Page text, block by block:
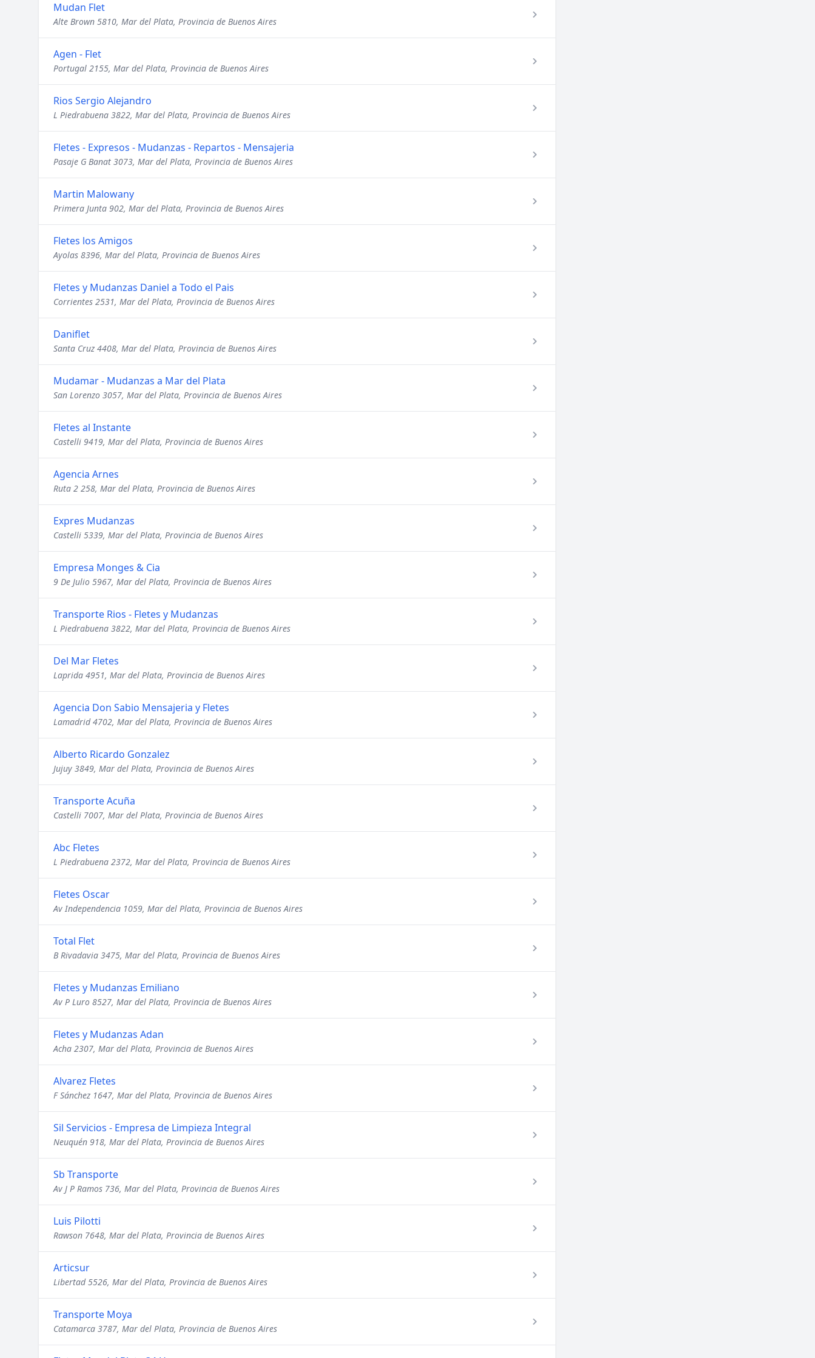
Mudan Flet
Alte Brown 5810, Mar del Plata, Provincia de Buenos Aires
Agen - Flet
Portugal 2155, Mar del Plata, Provincia de Buenos Aires
Rios Sergio Alejandro
L Piedrabuena 3822, Mar del Plata, Provincia de Buenos Aires
Fletes - Expresos - Mudanzas - Repartos - Mensajeria
Pasaje G Banat 3073, Mar del Plata, Provincia de Buenos Aires
Martin Malowany
Primera Junta 902, Mar del Plata, Provincia de Buenos Aires
Fletes los Amigos
Ayolas 8396, Mar del Plata, Provincia de Buenos Aires
Fletes y Mudanzas Daniel a Todo el Pais
Corrientes 2531, Mar del Plata, Provincia de Buenos Aires
Daniflet
Santa Cruz 4408, Mar del Plata, Provincia de Buenos Aires
Mudamar - Mudanzas a Mar del Plata
San Lorenzo 3057, Mar del Plata, Provincia de Buenos Aires
Fletes al Instante
Castelli 9419, Mar del Plata, Provincia de Buenos Aires
Agencia Arnes
Ruta 2 258, Mar del Plata, Provincia de Buenos Aires
Expres Mudanzas
Castelli 5339, Mar del Plata, Provincia de Buenos Aires
Empresa Monges & Cia
9 De Julio 5967, Mar del Plata, Provincia de Buenos Aires
Transporte Rios - Fletes y Mudanzas
L Piedrabuena 3822, Mar del Plata, Provincia de Buenos Aires
Del Mar Fletes
Laprida 4951, Mar del Plata, Provincia de Buenos Aires
Agencia Don Sabio Mensajeria y Fletes
Lamadrid 4702, Mar del Plata, Provincia de Buenos Aires
Alberto Ricardo Gonzalez
Jujuy 3849, Mar del Plata, Provincia de Buenos Aires
Transporte Acuña
Castelli 7007, Mar del Plata, Provincia de Buenos Aires
Abc Fletes
L Piedrabuena 2372, Mar del Plata, Provincia de Buenos Aires
Fletes Oscar
Av Independencia 1059, Mar del Plata, Provincia de Buenos Aires
Total Flet
B Rivadavia 3475, Mar del Plata, Provincia de Buenos Aires
Fletes y Mudanzas Emiliano
Av P Luro 8527, Mar del Plata, Provincia de Buenos Aires
Fletes y Mudanzas Adan
Acha 2307, Mar del Plata, Provincia de Buenos Aires
Alvarez Fletes
F Sánchez 1647, Mar del Plata, Provincia de Buenos Aires
Sil Servicios - Empresa de Limpieza Integral
Neuquén 918, Mar del Plata, Provincia de Buenos Aires
Sb Transporte
Av J P Ramos 736, Mar del Plata, Provincia de Buenos Aires
Luis Pilotti
Rawson 7648, Mar del Plata, Provincia de Buenos Aires
Articsur
Libertad 5526, Mar del Plata, Provincia de Buenos Aires
Transporte Moya
Catamarca 3787, Mar del Plata, Provincia de Buenos Aires